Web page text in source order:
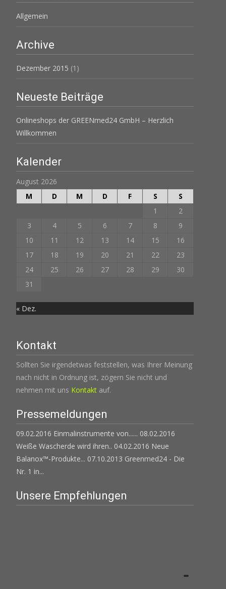
Allgemein
Archive
Dezember 2015 (1)
Neueste Beiträge
Onlineshops der GREENmed24 GmbH – Herzlich
Willkommen
Kalender
August 2026
M
D M D F S
S
1
2
3
4 5 6 7 8
9
10
11 12 13 14 15
16
17
18 19 20 21 22
23
24
25 26 27 28 29
30
31
« Dez.
Kontakt
Sollten Sie irgendetwas feststellen, was Ihrer Meinung
nach nicht in Ordnung ist, zögern Sie nicht und
nehmen mit uns Kontakt auf.
Pressemeldungen
09.02.2016 Einmalinstrumente von...... 08.02.2016
Weiße Wascherde wird ihren.. 04.02.2016 Neue
Balanox™-Produkte... 07.10.2013 Greenmed24 - Die
Nr. 1 in...
Unsere Empfehlungen